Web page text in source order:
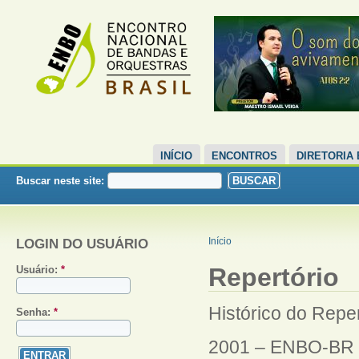
INÍCIO ENCONTROS DIRETORIA
Buscar neste site:
LOGIN DO USUÁRIO
Usuário: *
Senha: *
Início
Repertório
Histórico do
2001 – ENBO-